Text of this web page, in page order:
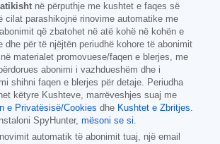
në përputhje me kushtet e faqes së
cilat parashikojnë rinovime automatike me
që zbatohet në atë kohë në kohën e
dhe për të njëjtën periudhë kohore të abonimit
materialet promovuese/faqen e blerjes, me
abonimi i vazhdueshëm dhe i
shihni faqen e blerjes për detaje. Periudha
këtyre Kushteve, marrëveshjes suaj me
e Privatësisë/Cookies dhe Kushtet e Zbritjes.
SpyHunter, mësoni se si.
automatik të abonimit tuaj, një email